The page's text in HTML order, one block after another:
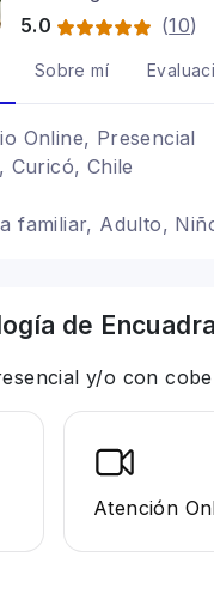
5.0
(10)
Sobre mí
Online, Presencial
Curicó, Chile
familiar, Adulto,
de
y/o con
Atención